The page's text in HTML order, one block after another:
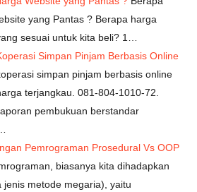
yang Pantas ? Berapa harga
sesuai untuk kita beli? 1…
Simpan Pinjam Berbasis Online
simpan pinjam berbasis online
terjangkau. 081-804-1010-72.
pembukuan berstandar
Pemrograman Prosedural Vs OOP
biasanya kita dihadapkan
jenis metode megaria), yaitu